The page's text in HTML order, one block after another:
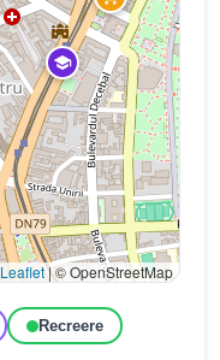
Leaflet|© OpenStreetMap
Recreere